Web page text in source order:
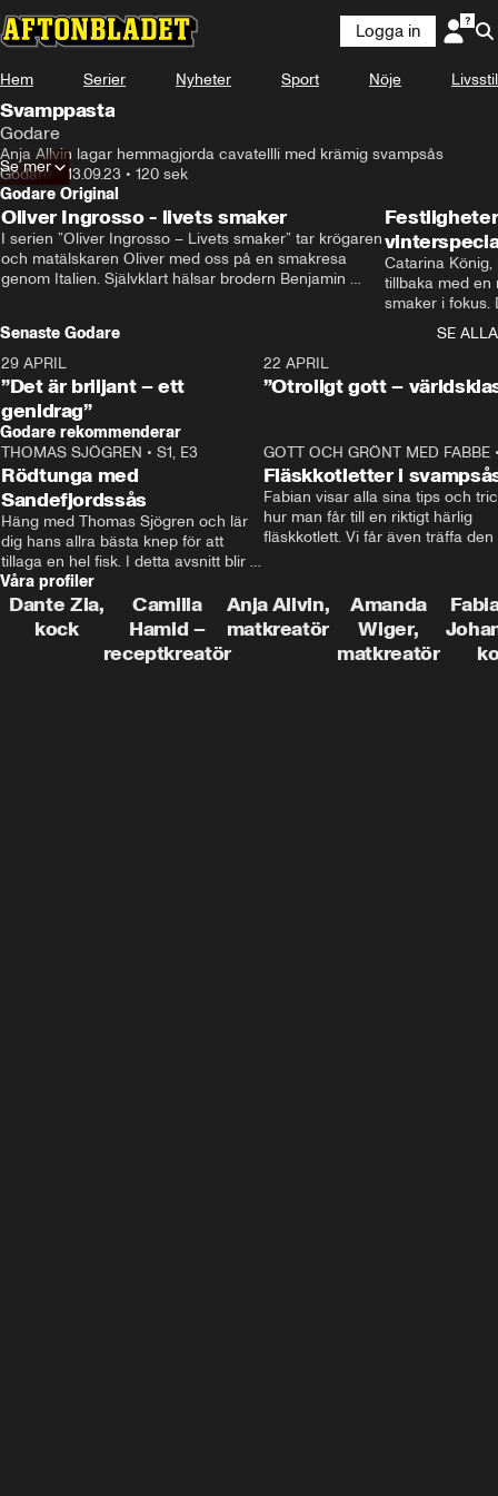
Logga in
Hem Serier Nyheter Sport Nöje Livsstil
Svamppasta
Godare
Anja Allvin lagar hemmagjorda cavatellli med krämig svampsås
Godare • 13.09.23 • 120 sek
Se mer
Godare Original
Oliver Ingrosso - livets smaker
I serien ”Oliver Ingrosso – Livets smaker” tar krögaren
och matälskaren Oliver med oss på en smakresa
genom Italien. Självklart hälsar brodern Benjamin
Catarina
tillbaka med en
smaker i fokus.
julfavoriter
Senaste Godare
SE ALLA
29 APRIL
”Det är briljant – ett
genidrag”
22 APRIL
”Otroligt gott –
Godare rekommenderar
THOMAS SJÖGREN • S1, E3
Rödtunga med
Sandefjordssås
Häng med Thomas Sjögren och lär
dig hans allra bästa knep för att
tillaga en hel fisk. I detta avsnitt blir
de helstekt rödtunga med
sandefjordssås och en magisk sallad
på pepparrot och äpple.
GOTT OCH GRÖNT MED FABBE
Fläskkotletter i
Fabian visar alla sina tips och
hur man får till en riktigt härlig
fläskkotlett. Vi får även träffa den
grisbonde på Gotland.
Våra profiler
Dante Zia,
kock
Camilla
Hamid –
receptkreatör
Anja Allvin,
matkreatör
Amanda
Wiger,
matkreatör